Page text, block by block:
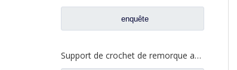
enquête
Support de crochet de remorque avant pour pièces de rechange de camion Foton Auman H0403111010A0